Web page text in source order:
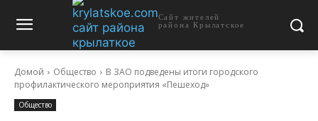
Сайт жителей
района Крылатское
Домой Общество
В ЗАО подведены итоги городского
профилактического мероприятия «Пешеход»
Общество